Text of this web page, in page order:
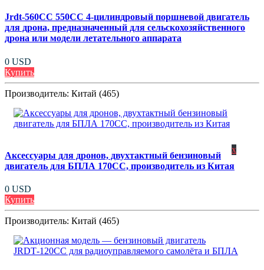
Jrdt-560CC 550CC 4-цилиндровый поршневой двигатель
для дрона, предназначенный для сельскохозяйственного
дрона или модели летательного аппарата
0 USD
Купить
Производитель: Китай (465)
Аксессуары для дронов, двухтактный бензиновый
двигатель для БПЛА 170CC, производитель из Китая
0 USD
Купить
x
Производитель: Китай (465)